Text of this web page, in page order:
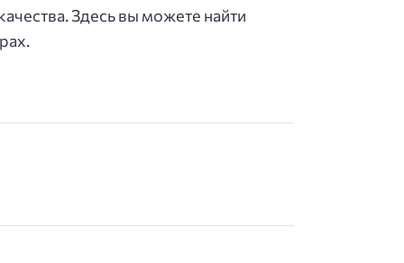
Здесь вы можете найти